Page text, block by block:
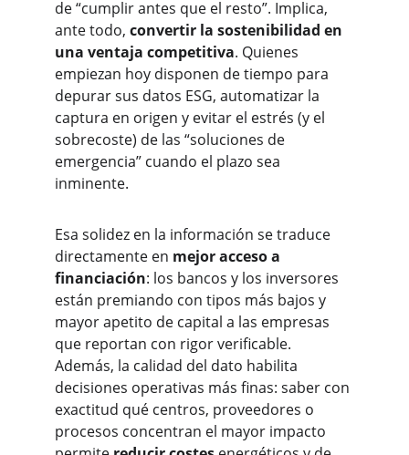
de “cumplir antes que el resto”. Implica,
ante todo, convertir la sostenibilidad en
una ventaja competitiva. Quienes
empiezan hoy disponen de tiempo para
depurar sus datos ESG, automatizar la
captura en origen y evitar el estrés (y el
sobrecoste) de las “soluciones de
emergencia” cuando el plazo sea
inminente.
Esa solidez en la información se traduce
directamente en mejor acceso a
financiación: los bancos y los inversores
están premiando con tipos más bajos y
mayor apetito de capital a las empresas
que reportan con rigor verificable.
Además, la calidad del dato habilita
decisiones operativas más finas: saber con
exactitud qué centros, proveedores o
procesos concentran el mayor impacto